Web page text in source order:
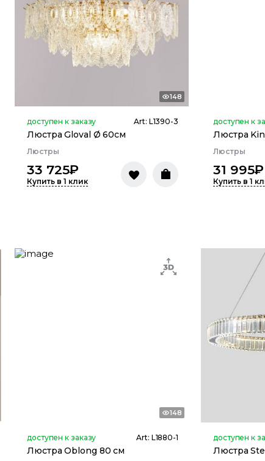
148
доступен к заказу Art: L1390-3
Люстра Gloval Ø 60см
Люстры
33 725₽
Купить в 1 клик
доступен к
Люстра
Люстры
31 995₽
Купить в 1
148
доступен к заказу Art: L1880-1
Люстра Oblong 80 см
доступен к
Люстра